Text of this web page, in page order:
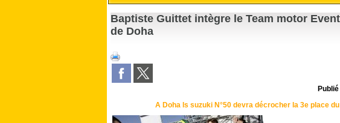
Baptiste Guittet intègre le Team motor
de Doha
A Doha ls suzuki N°50 devra décrocher la 3e place